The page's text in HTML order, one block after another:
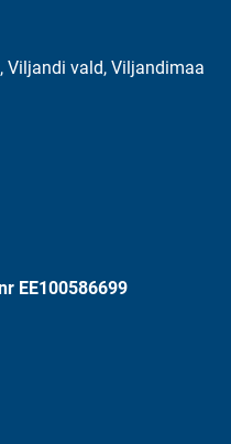
Viljandi vald, Viljandimaa
EE100586699